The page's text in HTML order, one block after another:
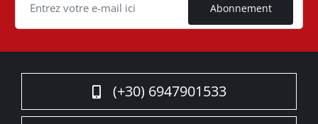
Abonnement
(+30) 6947901533